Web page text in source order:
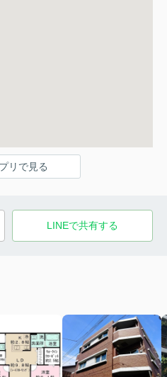
リで見る
LINEで共有する